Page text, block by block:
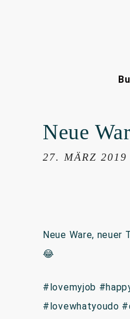
Neue
27. MÄRZ 2019
Neue Ware, neuer
😂
#lovemyjob
#lovewhatyoudo